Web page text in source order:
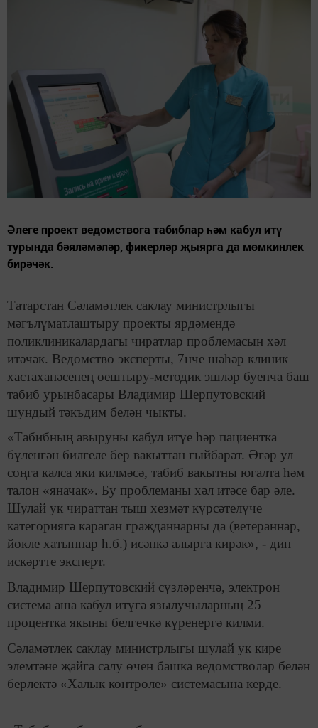
Әлеге проект ведомствога табиблар һәм кабул итү
турында бәяләмәләр, фикерләр җыярга да мөмкинлек
бирәчәк.
Татарстан Сәламәтлек саклау министрлыгы
мәгълүматлаштыру проекты ярдәмендә
поликлиникалардагы чиратлар проблемасын хәл
итәчәк. Ведомство эксперты, 7нче шәһәр клиник
хастаханәсенең оештыру-методик эшләр буенча баш
табиб урынбасары Владимир Шерпутовский
шундый тәкъдим белән чыкты.
«Табибның авыруны кабул итүе һәр пациентка
бүленгән билгеле бер вакыттан гыйбарәт. Әгәр ул
соңга калса яки килмәсә, табиб вакытны югалта һәм
талон «яначак». Бу проблеманы хәл итәсе бар әле.
Шулай ук чираттан тыш хезмәт күрсәтелүче
категориягә караган гражданнарны да (ветераннар,
йөкле хатыннар һ.б.) исәпкә алырга кирәк», - дип
искәртте эксперт.
Владимир Шерпутовский сүзләренчә, электрон
система аша кабул итүгә язылучыларның 25
процентка якыны белгечкә күренергә килми.
Сәламәтлек саклау министрлыгы шулай ук кире
элемтәне җайга салу өчен башка ведомстволар белән
берлектә «Халык контроле» системасына керде.